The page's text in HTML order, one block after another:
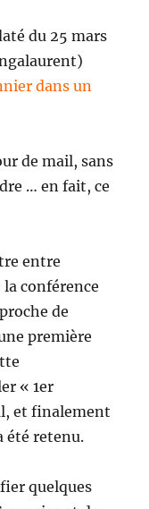
du 25 mars
dans un
de mail, sans
… en fait, ce
entre
la conférence
de
première
« 1er
et finalement
été retenu.
quelques